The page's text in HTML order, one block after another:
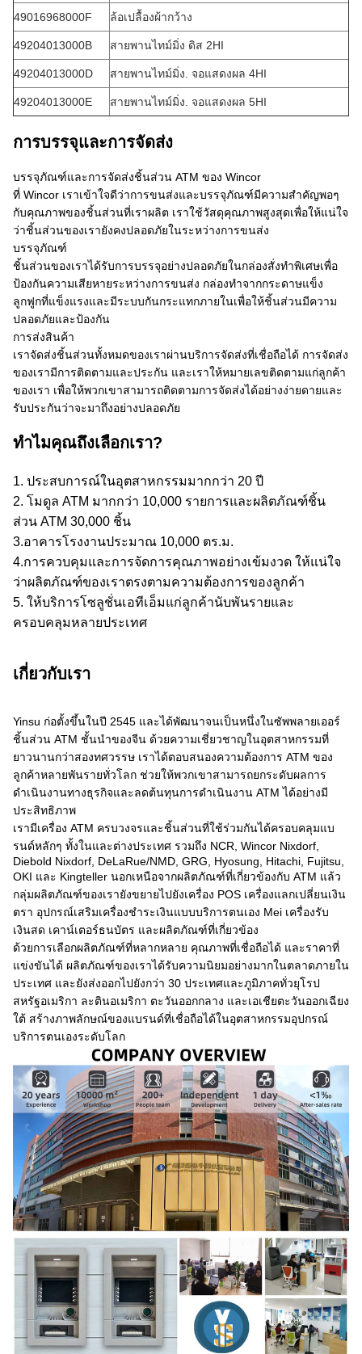
49016968000F ล้อเปลื้องผ้ากว้าง
49204013000B สายพานไทม์มิ่ง ดิส 2HI
49204013000D สายพานไทม์มิ่ง. จอแสดงผล 4HI
49204013000E สายพานไทม์มิ่ง. จอแสดงผล 5HI
การบรรจุและการจัดส่ง
บรรจุภัณฑ์และการจัดส่งชิ้นส่วน ATM ของ Wincor
ที่ Wincor เราเข้าใจดีว่าการขนส่งและบรรจุภัณฑ์มีความสำคัญพอๆ
กับคุณภาพของชิ้นส่วนที่เราผลิต เราใช้วัสดุคุณภาพสูงสุดเพื่อให้แน่ใจ
ว่าชิ้นส่วนของเรายังคงปลอดภัยในระหว่างการขนส่ง
บรรจุภัณฑ์
ชิ้นส่วนของเราได้รับการบรรจุอย่างปลอดภัยในกล่องสั่งทำพิเศษเพื่อ
ป้องกันความเสียหายระหว่างการขนส่ง กล่องทำจากกระดาษแข็ง
ลูกฟูกที่แข็งแรงและมีระบบกันกระแทกภายในเพื่อให้ชิ้นส่วนมีความ
ปลอดภัยและป้องกัน
การส่งสินค้า
เราจัดส่งชิ้นส่วนทั้งหมดของเราผ่านบริการจัดส่งที่เชื่อถือได้ การจัดส่ง
ของเรามีการติดตามและประกัน และเราให้หมายเลขติดตามแก่ลูกค้า
ของเรา เพื่อให้พวกเขาสามารถติดตามการจัดส่งได้อย่างง่ายดายและ
รับประกันว่าจะมาถึงอย่างปลอดภัย
ทำไมคุณถึงเลือกเรา?
1. ประสบการณ์ในอุตสาหกรรมมากกว่า 20 ปี
2. โมดูล ATM มากกว่า 10,000 รายการและผลิตภัณฑ์ชิ้น
ส่วน ATM 30,000 ชิ้น
3.อาคารโรงงานประมาณ 10,000 ตร.ม.
4.การควบคุมและการจัดการคุณภาพอย่างเข้มงวด ให้แน่ใจ
ว่าผลิตภัณฑ์ของเราตรงตามความต้องการของลูกค้า
5. ให้บริการโซลูชั่นเอทีเอ็มแก่ลูกค้านับพันรายและ
ครอบคลุมหลายประเทศ
เกี่ยวกับเรา
Yinsu ก่อตั้งขึ้นในปี 2545 และได้พัฒนาจนเป็นหนึ่งในซัพพลายเออร์
ชิ้นส่วน ATM ชั้นนำของจีน ด้วยความเชี่ยวชาญในอุตสาหกรรมที่
ยาวนานกว่าสองทศวรรษ เราได้ตอบสนองความต้องการ ATM ของ
ลูกค้าหลายพันรายทั่วโลก ช่วยให้พวกเขาสามารถยกระดับผลการ
ดำเนินงานทางธุรกิจและลดต้นทุนการดำเนินงาน ATM ได้อย่างมี
ประสิทธิภาพ
เรามีเครื่อง ATM ครบวงจรและชิ้นส่วนที่ใช้ร่วมกันได้ครอบคลุมแบ
รนด์หลักๆ ทั้งในและต่างประเทศ รวมถึง NCR, Wincor Nixdorf,
Diebold Nixdorf, DeLaRue/NMD, GRG, Hyosung, Hitachi, Fujitsu,
OKI และ Kingteller นอกเหนือจากผลิตภัณฑ์ที่เกี่ยวข้องกับ ATM แล้ว
กลุ่มผลิตภัณฑ์ของเรายังขยายไปยังเครื่อง POS เครื่องแลกเปลี่ยนเงิน
ตรา อุปกรณ์เสริมเครื่องชำระเงินแบบบริการตนเอง Mei เครื่องรับ
เงินสด เคาน์เตอร์ธนบัตร และผลิตภัณฑ์ที่เกี่ยวข้อง
ด้วยการเลือกผลิตภัณฑ์ที่หลากหลาย คุณภาพที่เชื่อถือได้ และราคาที่
แข่งขันได้ ผลิตภัณฑ์ของเราได้รับความนิยมอย่างมากในตลาดภายใน
ประเทศ และยังส่งออกไปยังกว่า 30 ประเทศและภูมิภาคทั่วยุโรป
สหรัฐอเมริกา ละตินอเมริกา ตะวันออกกลาง และเอเชียตะวันออกเฉียง
ใต้ สร้างภาพลักษณ์ของแบรนด์ที่เชื่อถือได้ในอุตสาหกรรมอุปกรณ์
บริการตนเองระดับโลก